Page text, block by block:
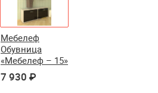
Мебелеф
Обувница
«Мебелеф – 15»
7 930 ₽